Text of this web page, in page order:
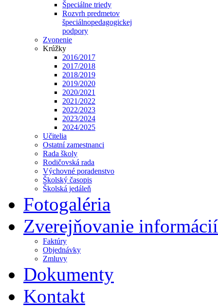
Špeciálne triedy
Rozvrh predmetov
špeciálnopedagogickej
podpory
Zvonenie
Krúžky
2016/2017
2017/2018
2018/2019
2019/2020
2020/2021
2021/2022
2022/2023
2023/2024
2024/2025
Učitelia
Ostatní zamestnanci
Rada školy
Rodičovská rada
Výchovné poradenstvo
Školský časopis
Školská jedáleň
Fotogaléria
Zverejňovanie informácií
Faktúry
Objednávky
Zmluvy
Dokumenty
Kontakt